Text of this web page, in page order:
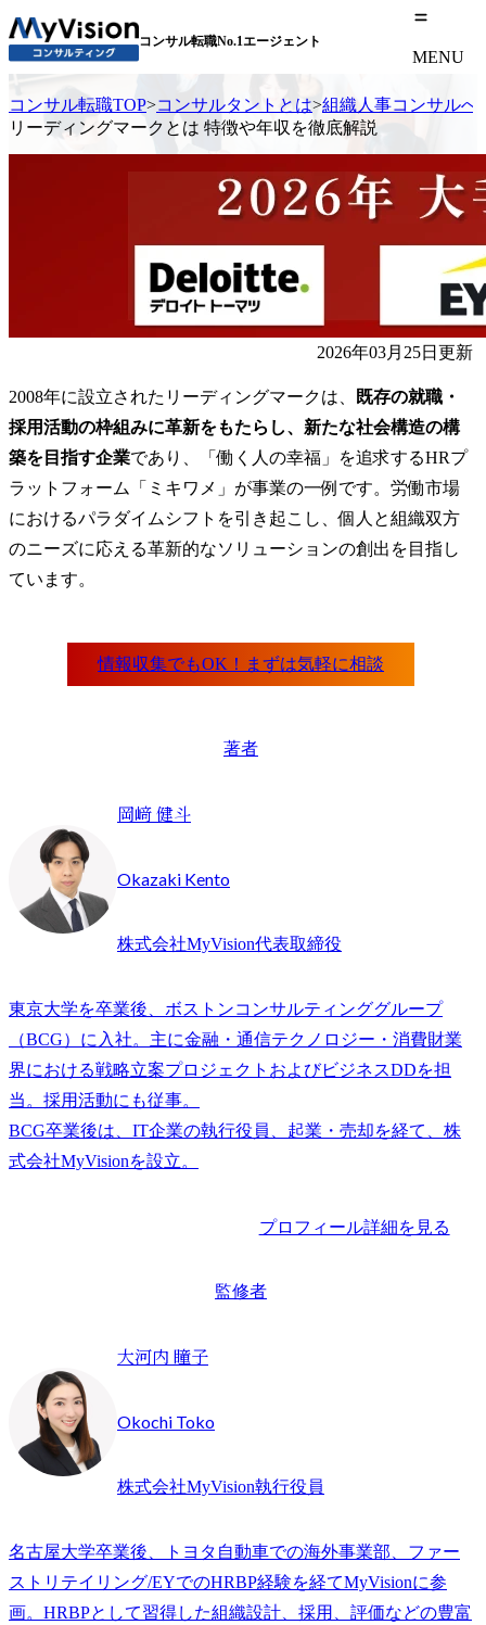
コンサル転職No.1エージェント
MENU
コンサル転職TOP>コンサルタントとは>組織人事コンサルへ
リーディングマークとは 特徴や年収を徹底解説
2026年03月25日更新
2008年に設立されたリーディングマークは、
既存の就職・
採用活動の枠組みに革新をもたらし、新たな社会構造の構
築を目指す企業であり、「働く人の幸福」を追求するHRプ
ラットフォーム「ミキワメ」が事業の一例です。労働市場
におけるパラダイムシフトを引き起こし、個人と組織双方
のニーズに応える革新的なソリューションの創出を目指し
ています。
著者
岡﨑 健斗
Okazaki Kento
株式会社MyVision代表取締役
東京大学を卒業後、ボストンコンサルティンググループ
（BCG）に入社。主に金融・通信テクノロジー・消費財業
界における戦略立案プロジェクトおよびビジネスDDを担
当。採用活動にも従事。
BCG卒業後は、IT企業の執行役員、起業・売却を経て、株
プロフィール詳細を見る
監修者
大河内 瞳子
Okochi Toko
株式会社MyVision執行役員
名古屋大学卒業後、トヨタ自動車での海外事業部、ファー
ストリテイリング/EYでのHRBP経験を経てMyVisionに参
画。HRBPとして習得した組織設計、採用、評価などの豊富